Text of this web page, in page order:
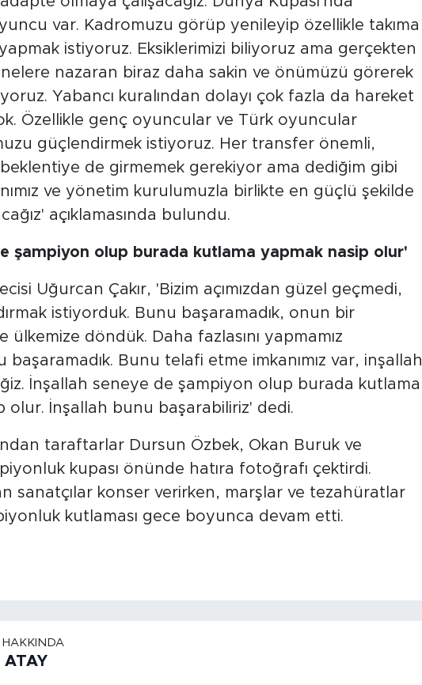
var. Kadromuzu görüp yenileyip özellikle takıma
istiyoruz. Eksiklerimizi biliyoruz ama gerçekten
nazaran biraz daha sakin ve önümüzü görerek
Yabancı kuralından dolayı çok fazla da hareket
Özellikle genç oyuncular ve Türk oyuncular
güçlendirmek istiyoruz. Her transfer önemli,
de girmemek gerekiyor ama dediğim gibi
ve yönetim kurulumuzla birlikte en güçlü şekilde
açıklamasında bulundu.
şampiyon olup burada kutlama yapmak nasip olur'
Uğurcan Çakır, 'Bizim açımızdan güzel geçmedi,
istiyorduk. Bunu başaramadık, onun bir
ülkemize döndük. Daha fazlasını yapmamız
Bunu telafi etme imkanımız var, inşallah
İnşallah seneye de şampiyon olup burada kutlama
olur. İnşallah bunu başarabiliriz' dedi.
taraftarlar Dursun Özbek, Okan Buruk ve
kupası önünde hatıra fotoğrafı çektirdi.
sanatçılar konser verirken, marşlar ve tezahüratlar
kutlaması gece boyunca devam etti.
HAKKINDA
ATAY